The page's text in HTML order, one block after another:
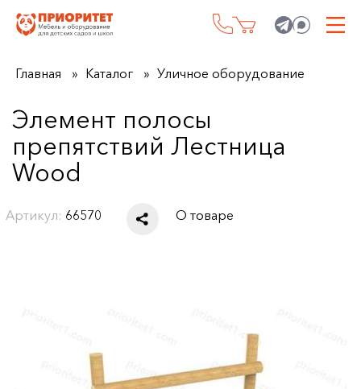
Главная Каталог Уличное оборудование
Элемент полосы
препятствий Лестница
Wood
Артикул: 66570 О товаре